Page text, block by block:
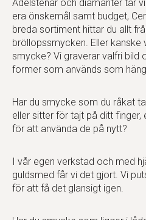
Ädelstenar och diamanter tar
era önskemål samt budget,
breda sortiment hittar du allt
bröllopssmycken. Eller kanske
smycke? Vi graverar valfri bild
former som används som
Har du smycke som du råkat
eller sitter för tajt på ditt finger,
för att använda de på nytt?
I vår egen verkstad och med
guldsmed får vi det gjort. Vi
för att få det glansigt igen.